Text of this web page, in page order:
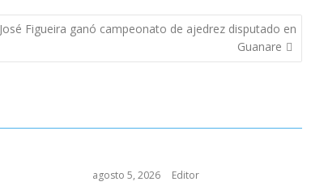
José Figueira ganó campeonato de ajedrez disputado en
Guanare
agosto 5, 2026 Editor